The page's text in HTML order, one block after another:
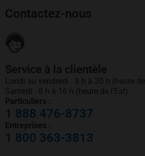
Contactez-nous
Service à la clientèle
Lundi au vendredi : 8 h à 20 h (heure de
Samedi : 8 h à 16 h (heure de l’Est)
Particuliers :
1 888 476-8737
Entreprises :
1 800 363-3813